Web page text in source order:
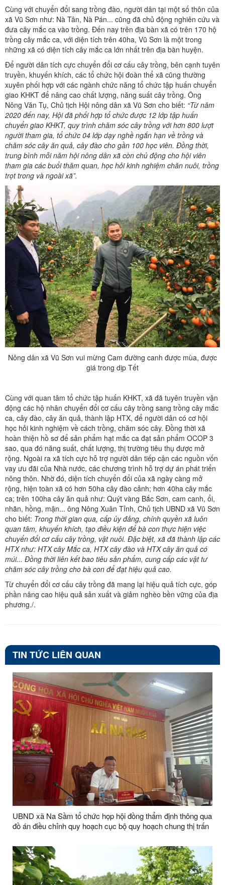
Cùng với chuyển đổi sang trồng đào, người dân tại một số thôn của
xã Vũ Sơn như: Nà Tân, Nà Pán... cũng đã chủ động nghiên cứu và
đưa cây mắc ca vào trồng. Đến nay trên địa bàn xã có trên 170 hộ
trồng cây mắc ca, với diện tích trên 40ha, Vũ Sơn là một trong
những xã có diện tích cây mắc ca lớn nhất trên địa bàn huyện.
Để người dân tích cực chuyển đổi cơ cấu cây trồng, bên cạnh tuyên
truyền, khuyến khích, các tổ chức hội đoàn thể xã cũng thường
xuyên phối hợp với các ngành chức năng tổ chức tập huấn chuyển
giao KHKT để nâng cao chất lượng, năng suất cây trồng. Ông
Nông Văn Tụ, Chủ tịch Hội nông dân xã Vũ Sơn cho biết: “Từ năm
2020 đến nay, Hội đã phối hợp tổ chức được 12 lớp tập huấn
chuyển giao KHKT, quy trình chăm sóc cây trồng với hơn 800 lượt
người tham gia, tổ chức 04 lớp dạy nghề ngắn hạn về trồng và
chăm sóc cây ăn quả, cây đào cho gần 100 học viên. Đồng thời,
trung bình mỗi năm hội nông dân xã còn chủ động cho hội viên
tham gia các buổi thăm quan, học hỏi kinh nghiệm chăn nuôi, trồng
trọt trong và ngoài xã”.
Nông dân xã Vũ Sơn vui mừng Cam đường canh được mùa, được
giá trong dịp Tết
Cùng với quan tâm tổ chức tập huấn KHKT, xã đã tuyên truyền vận
động các hộ nhân chuyển đổi cơ cấu cây trồng sang trồng cây mắc
ca, cây đào, cây ăn quả, thành lập HTX, để người dân có cơ hội
học hỏi kinh nghiệm về cách trồng, chăm sóc cây. Đồng thời xã
hoàn thiện hồ sơ để sản phẩm hạt mắc ca đạt sản phẩm OCOP 3
sao, qua đó năng suất, chất lượng, thị trường tiêu thụ được mở
rộng. Ngoài ra xã tích cực hỗ trợ người dân tiếp cận các nguồn vốn
vay ưu đãi của Nhà nước, các chương trình hỗ trợ dự án phát triển
nông thôn. Nhờ đó, diện tích chuyển đổi của xã ngày càng mở
rộng, hiện toàn xã có hơn 50ha cây đào cảnh; hơn 40ha cây mắc
ca; trên 100ha cây ăn quả như: Quýt vàng Bắc Sơn, cam canh, ổi,
nhãn, hồng, mận... ông Nông Xuân Tỉnh, Chủ tịch UBND xã Vũ Sơn
cho biết: Trong thời gian qua, cấp ủy đảng, chính quyền xã luôn
quan tâm, khuyến khích, tạo điều kiện để bà con thực hiện việc
chuyển đổi cơ cấu cây trồng, vật nuôi. Đặc biệt, xã đã thành lập các
HTX như: HTX cây Mắc ca, HTX cây đào và HTX cây ăn quả có
múi... Đồng thời liên kết bao tiêu sản phẩm, cung cấp các vật tư
chăm sóc cây trồng cho bà con để đạt hiệu quả cao.
Từ chuyển đổi cơ cấu cây trồng đã mang lại hiệu quả tích cực, góp
phần nâng cao hiệu quả sản xuất và giảm nghèo bền vững của địa
phương./.
TIN TỨC LIÊN QUAN
UBND xã Na Sầm tổ chức họp hội đồng thẩm định thông qua
đồ án điều chỉnh quy hoạch cục bộ quy hoạch chung thị trấn
Na Sầm)